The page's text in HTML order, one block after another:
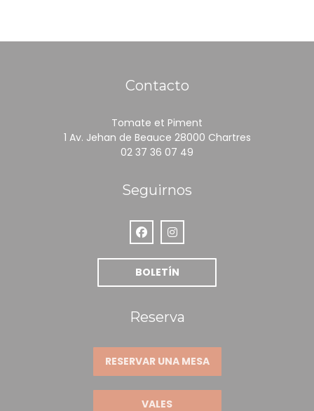
Contacto
Tomate et Piment
1 Av. Jehan de Beauce 28000 Chartres((abre en
02 37 36 07 49
Seguirnos
Facebook ((abre en una nueva
Instagram ((abre en una
BOLETÍN
Reserva
RESERVAR UNA MESA
VALES